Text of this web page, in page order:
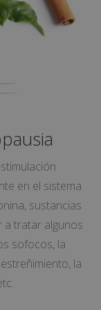
en el sistema
sustancias
a tratar algunos
sofocos, la
la